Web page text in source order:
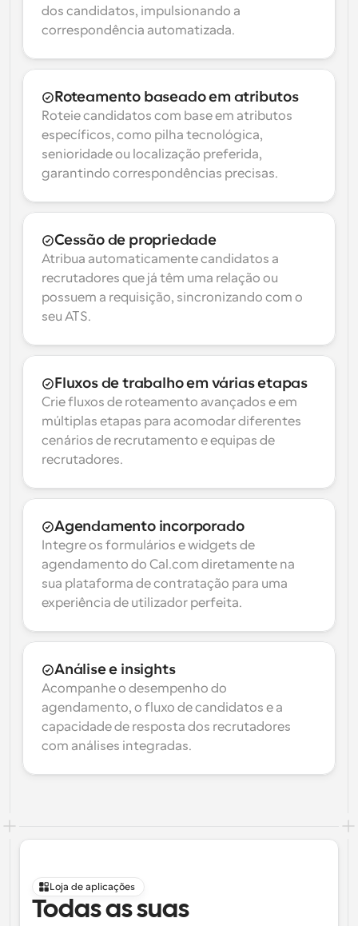
dos candidatos, impulsionando a
correspondência automatizada.
Roteamento baseado em atributos
Roteie candidatos com base em atributos
específicos, como pilha tecnológica,
senioridade ou localização preferida,
garantindo correspondências precisas.
Cessão de propriedade
Atribua automaticamente candidatos a
recrutadores que já têm uma relação ou
possuem a requisição, sincronizando com o
seu ATS.
Fluxos de trabalho em várias etapas
Crie fluxos de roteamento avançados e em
múltiplas etapas para acomodar diferentes
cenários de recrutamento e equipas de
recrutadores.
Agendamento incorporado
Integre os formulários e widgets de
agendamento do Cal.com diretamente na
sua plataforma de contratação para uma
experiência de utilizador perfeita.
Análise e insights
Acompanhe o desempenho do
agendamento, o fluxo de candidatos e a
capacidade de resposta dos recrutadores
com análises integradas.
Loja de aplicações
Todas as suas